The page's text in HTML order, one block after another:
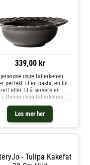
339,00 kr
Les mer her
dype tallerkenen
perfekt til en pasta, en fin
eller til å servere en
i. Denne dype tallerkenen
en vakker tulipankant er også
som salatskål.
skålen måler 23 cm.
- Tulipa Kakefat